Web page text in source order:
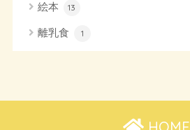
絵本 13
離乳食 1